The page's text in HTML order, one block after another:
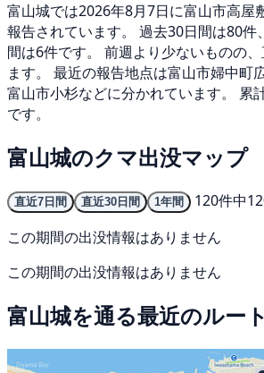
富山城では2026年8月7日に富山市高屋
報告されています。 過去30日間は80件
間は6件です。 前週より少ないものの
ます。 最近の報告地点は富山市婦中町
富山市小杉などに分かれています。 累
です。
富山城のクマ出没マップ
直近7日間 直近30日間 1年間
120件中
この期間の出没情報はありません
この期間の出没情報はありません
富山城を通る最近のルート